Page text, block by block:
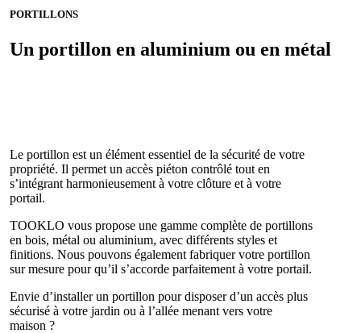
PORTILLONS
Un portillon en aluminium ou en métal
Le portillon est un élément essentiel de la sécurité de votre
propriété. Il permet un accès piéton contrôlé tout en
s’intégrant harmonieusement à votre clôture et à votre
portail.
TOOKLO vous propose une gamme complète de portillons
en bois, métal ou aluminium, avec différents styles et
finitions. Nous pouvons également fabriquer votre portillon
sur mesure pour qu’il s’accorde parfaitement à votre portail.
Envie d’installer un portillon pour disposer d’un accès plus
sécurisé à votre jardin ou à l’allée menant vers votre
maison ?